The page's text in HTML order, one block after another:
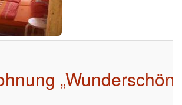
„Wunderschön”